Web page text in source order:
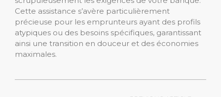
Cette assistance s’avère particulièrement
précieuse pour les emprunteurs ayant des profils
atypiques ou des besoins spécifiques, garantissant
ainsi une transition en douceur et des économies
maximales.